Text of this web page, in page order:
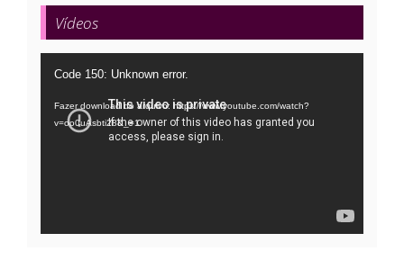
Vídeos
Tocador
vídeo
Code 150: Unknown error.
Fazer download do arquivo: https://www.youtube.com/watch?
v=oo0uAsbti28&_=1